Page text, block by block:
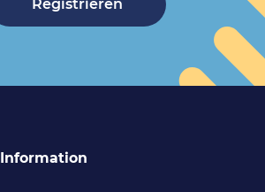
Registrieren
Information